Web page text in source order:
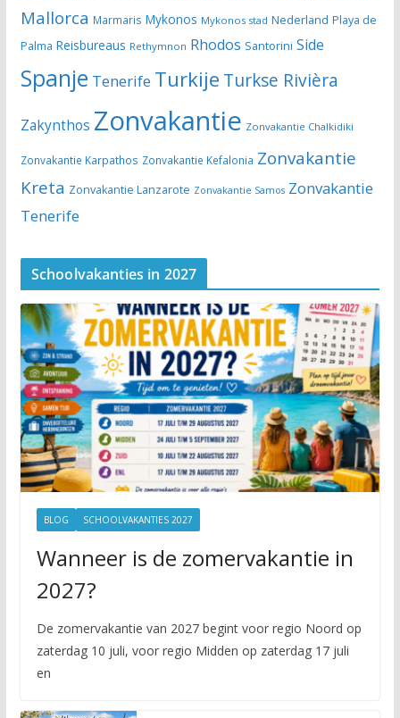
Mallorca Marmaris Mykonos Mykonos stad Nederland Playa de
Palma Reisbureaus Rethymnon Rhodos Santorini Side
Spanje Tenerife Turkije Turkse Rivièra
Zakynthos Zonvakantie Zonvakantie Chalkidiki
Zonvakantie Karpathos Zonvakantie Kefalonia Zonvakantie
Kreta Zonvakantie Lanzarote Zonvakantie Samos Zonvakantie
Tenerife
Schoolvakanties in 2027
BLOG SCHOOLVAKANTIES 2027
Wanneer is de zomervakantie in
2027?
De zomervakantie van 2027 begint voor regio Noord op
zaterdag 10 juli, voor regio Midden op zaterdag 17 juli
en